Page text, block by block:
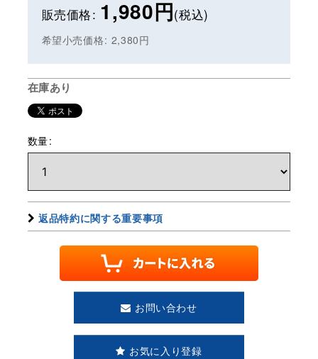
販売価格: 1,980円(税込)
希望小売価格: 2,380円
在庫あり
数量:
返品特約に関する重要事項
お問い合わせ
お気に入り登録